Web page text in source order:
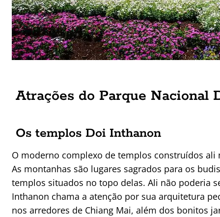
Atrações do Parque Nacional
Os templos Doi Inthanon
O moderno complexo de templos construídos
As montanhas são lugares sagrados para os
templos situados no topo delas. Ali não poderia
Inthanon chama a atenção por sua arquitetura
nos arredores de Chiang Mai, além dos bonitos